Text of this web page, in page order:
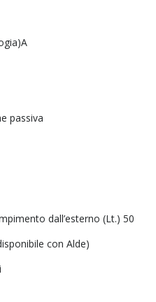
passiva
dall’esterno (Lt.) 50
con Alde)